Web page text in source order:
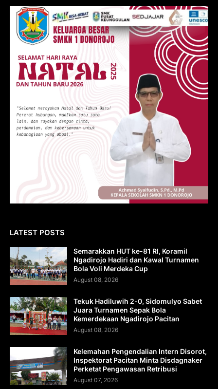
LATEST POSTS
Semarakkan HUT ke-81 RI, Koramil
Ngadirojo Hadiri dan Kawal Turnamen
Bola Voli Merdeka Cup
August 08, 2026
Tekuk Hadiluwih 2-0, Sidomulyo Sabet
Juara Turnamen Sepak Bola
Kemerdekaan Ngadirojo Pacitan
August 08, 2026
Kelemahan Pengendalian Intern Disorot,
Inspektorat Pacitan Minta Disdagnaker
Perketat Pengawasan Retribusi
August 07, 2026